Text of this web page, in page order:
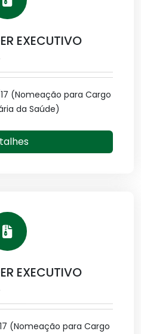
EXECUTIVO
(Nomeação para Cargo
da Saúde)
EXECUTIVO
(Nomeação para Cargo